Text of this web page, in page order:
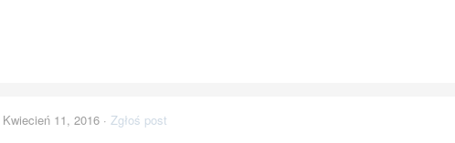
Kwiecień 11, 2016 · Zgłoś post